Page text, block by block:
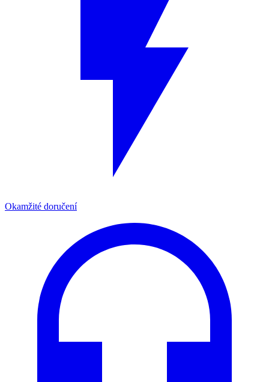
Okamžité doručení